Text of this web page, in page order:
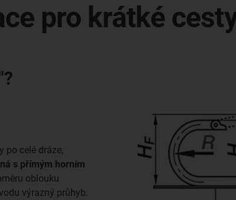
pro krátké
po celé dráze,
s přímým horním
oblouku
výrazný průhyb.